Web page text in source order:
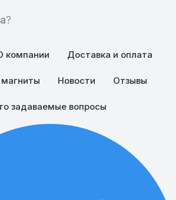
?
компании Доставка и оплата
Новости Отзывы
задаваемые вопросы